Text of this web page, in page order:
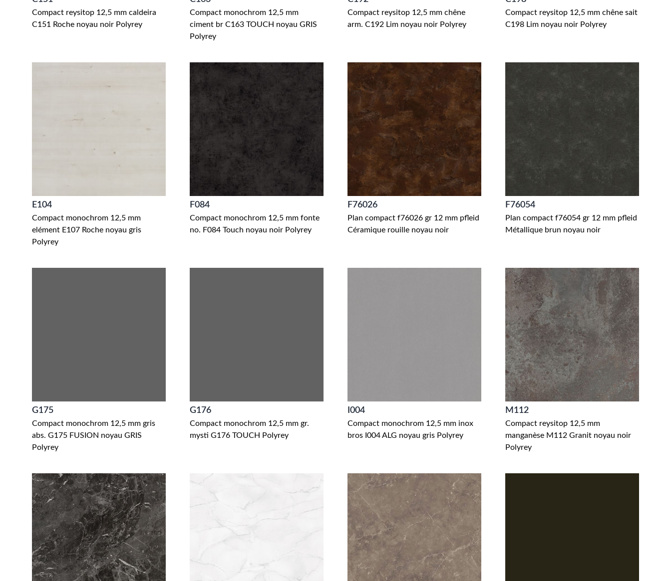
Compact reysitop 12,5 mm caldeira
C151 Roche noyau noir Polyrey
Compact monochrom 12,5 mm
ciment br C163 TOUCH noyau GRIS
Polyrey
Compact reysitop 12,5 mm chêne
arm. C192 Lim noyau noir Polyrey
Compact reysitop 12,5 mm chêne sait
C198 Lim noyau noir Polyrey
E104
Compact monochrom 12,5 mm
elément E107 Roche noyau gris
Polyrey
F084
Compact monochrom 12,5 mm fonte
no. F084 Touch noyau noir Polyrey
F76026
Plan compact f76026 gr 12 mm pfleid
Céramique rouille noyau noir
F76054
Plan compact f76054 gr 12 mm pfleid
Métallique brun noyau noir
G175
Compact monochrom 12,5 mm gris
abs. G175 FUSION noyau GRIS
Polyrey
G176
Compact monochrom 12,5 mm gr.
mysti G176 TOUCH Polyrey
I004
Compact monochrom 12,5 mm inox
bros I004 ALG noyau gris Polyrey
M112
Compact reysitop 12,5 mm
manganèse M112 Granit noyau noir
Polyrey